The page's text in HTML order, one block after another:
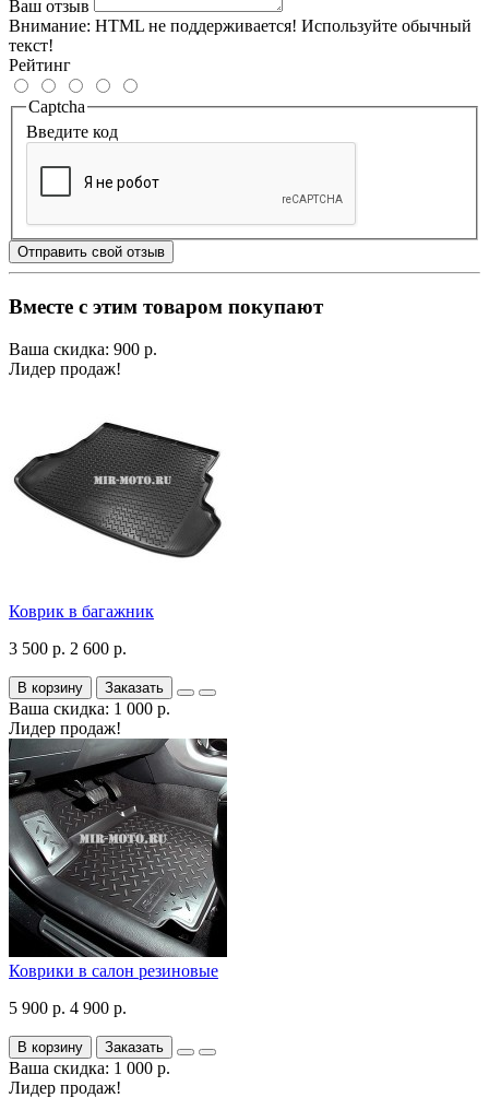
Ваш отзыв
Внимание: HTML не поддерживается! Используйте обычный
текст!
Рейтинг
Captcha
Введите код
Отправить свой отзыв
Вместе с этим товаром покупают
Ваша скидка: 900 р.
Лидер продаж!
Коврик в багажник
3 500 р. 2 600 р.
В корзину Заказать
Ваша скидка: 1 000 р.
Лидер продаж!
Коврики в салон резиновые
5 900 р. 4 900 р.
В корзину Заказать
Ваша скидка: 1 000 р.
Лидер продаж!